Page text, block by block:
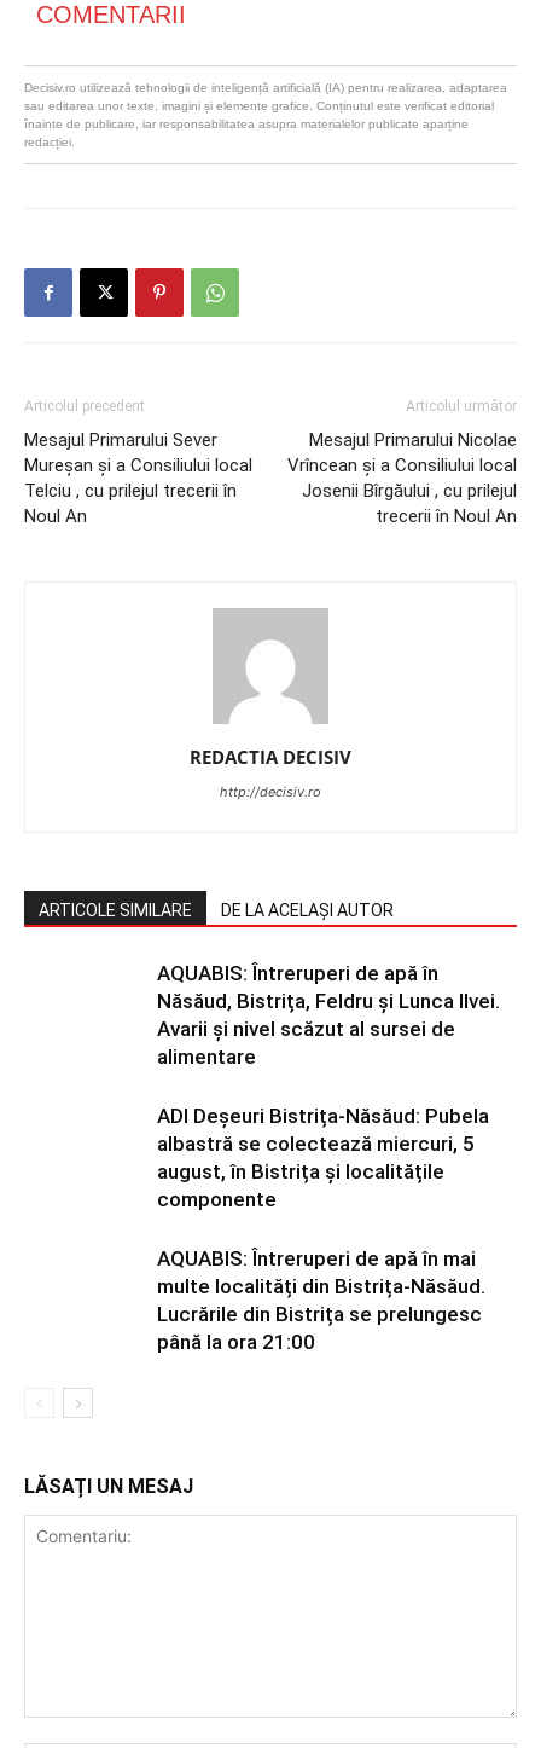
COMENTARII
Decisiv.ro utilizează tehnologii de inteligență artificială (IA) pentru realizarea, adaptarea
sau editarea unor texte, imagini și elemente grafice. Conținutul este verificat editorial
înainte de publicare, iar responsabilitatea asupra materialelor publicate aparține
redacției.
Articolul precedent
Mesajul Primarului Sever
Mureșan și a Consiliului local
Telciu , cu prilejul trecerii în
Noul An
Articolul următor
Mesajul Primarului Nicolae
Vrîncean și a Consiliului local
Josenii Bîrgăului , cu prilejul
trecerii în Noul An
REDACTIA DECISIV
http://decisiv.ro
ARTICOLE SIMILARE DE LA ACELAȘI AUTOR
AQUABIS: Întreruperi de apă în
Năsăud, Bistrița, Feldru și Lunca Ilvei.
Avarii și nivel scăzut al sursei de
alimentare
ADI Deșeuri Bistrița-Năsăud: Pubela
albastră se colectează miercuri, 5
august, în Bistrița și localitățile
componente
AQUABIS: Întreruperi de apă în mai
multe localități din Bistrița-Năsăud.
Lucrările din Bistrița se prelungesc
până la ora 21:00
LĂSAȚI UN MESAJ